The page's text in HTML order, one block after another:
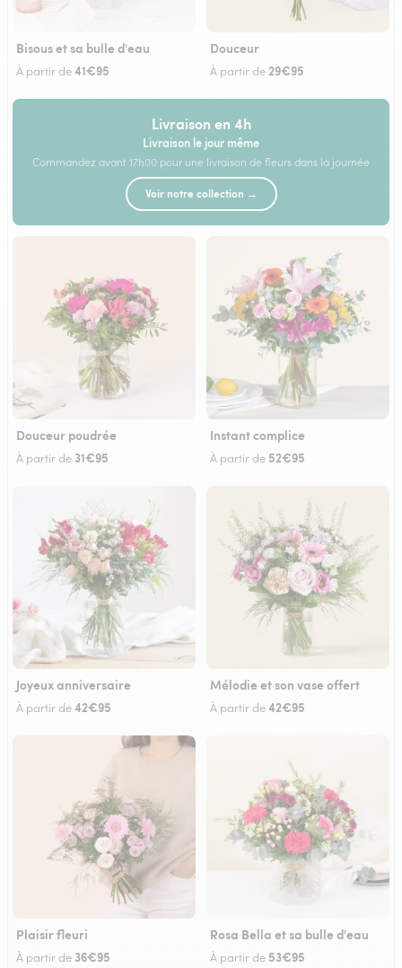
Bisous et sa bulle d'eau
À partir de41€95
Douceur
À partir de 29€95
Livraison en 4h
Livraison le jour même
Commandez avant 17h00 pour une livraison de fleurs dans la journée
Voir notre collection →
Douceur poudrée
À partir de 31€95
Instant complice
À partir de 52€95
Joyeux anniversaire
À partir de42€95
Mélodie et son vase offert
À partir de42€95
Plaisir fleuri
À partir de 36€95
Rosa Bella et sa bulle d'eau
À partir de 53€95